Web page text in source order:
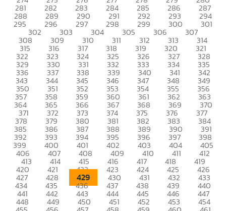
281 282 283 284 285 286 287
288 289 290 291 292 293 294
295 296 297 298 299 300 301
302 303 304 305 306 307
308 309 310 311 312 313 314
315 316 317 318 319 320 321
322 323 324 325 326 327 328
329 330 331 332 333 334 335
336 337 338 339 340 341 342
343 344 345 346 347 348 349
350 351 352 353 354 355 356
357 358 359 360 361 362 363
364 365 366 367 368 369 370
371 372 373 374 375 376 377
378 379 380 381 382 383 384
385 386 387 388 389 390 391
392 393 394 395 396 397 398
399 400 401 402 403 404 405
406 407 408 409 410 411 412
413 414 415 416 417 418 419
420 421 422 423 424 425 426
427 428 429 430 431 432 433
434 435 436 437 438 439 440
441 442 443 444 445 446 447
448 449 450 451 452 453 454